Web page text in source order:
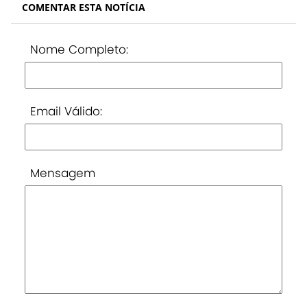
COMENTAR ESTA NOTÍCIA
Nome Completo:
Email Válido:
Mensagem